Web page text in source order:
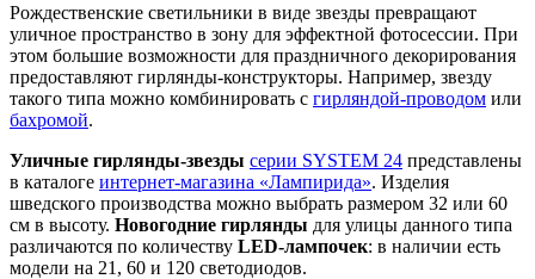
Рождественские светильники в виде звезды превращают
уличное пространство в зону для эффектной фотосессии. При
этом большие возможности для праздничного декорирования
предоставляют гирлянды-конструкторы. Например, звезду
такого типа можно комбинировать с гирляндой-проводом или
бахромой.
Уличные гирлянды-звезды серии SYSTEM 24 представлены
в каталоге интернет-магазина «Лампирида». Изделия
шведского производства можно выбрать размером 32 или 60
см в высоту. Новогодние гирлянды для улицы данного типа
различаются по количеству LED-лампочек: в наличии есть
модели на 21, 60 и 120 светодиодов.